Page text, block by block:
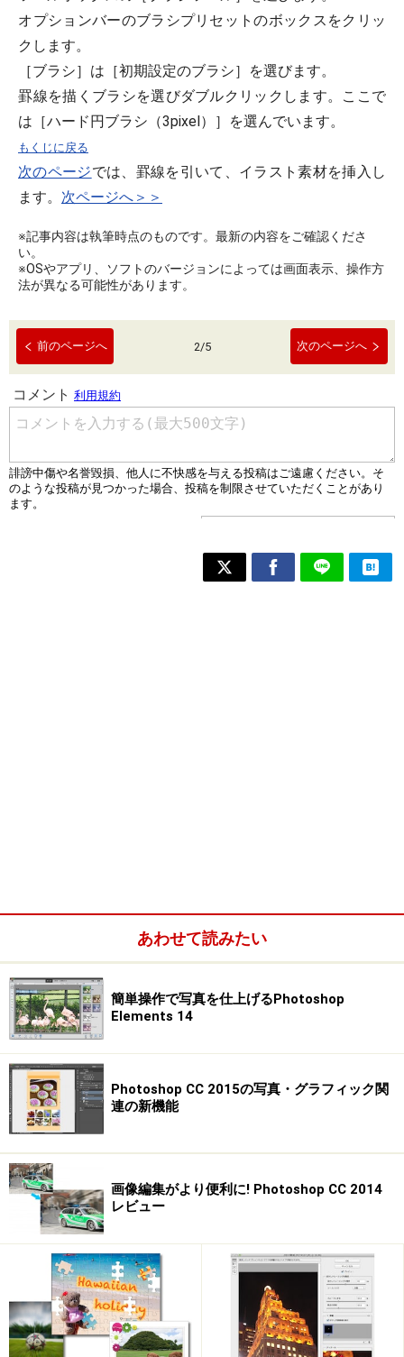
オプションバーのブラシプリセットのボックスをクリッ
クします。
［ブラシ］は［初期設定のブラシ］を選びます。
罫線を描くブラシを選びダブルクリックします。ここで
は［ハード円ブラシ（3pixel）］を選んでいます。
もくじに戻る
次のページでは、罫線を引いて、イラスト素材を挿入し
ます。 次ページへ＞＞
※記事内容は執筆時点のものです。最新の内容をご確認くださ
い。
※OSやアプリ、ソフトのバージョンによっては画面表示、操作方
法が異なる可能性があります。
前のページへ 2/5 次のページへ
あわせて読みたい
簡単操作で写真を仕上げるPhotoshop
Elements 14
Photoshop CC 2015の写真・グラフィック関
連の新機能
画像編集がより便利に! Photoshop CC 2014
レビュー